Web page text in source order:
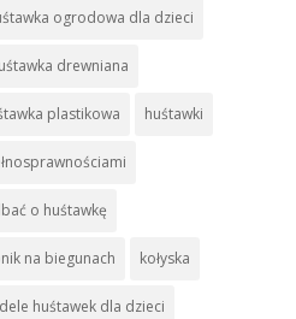
ogrodowa dla dzieci
drewniana
plastikowa huśtawki
o huśtawkę
na biegunach kołyska
huśtawek dla dzieci